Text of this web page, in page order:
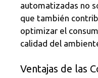
automatizadas no
que también
optimizar el
calidad del
Ventajas de las